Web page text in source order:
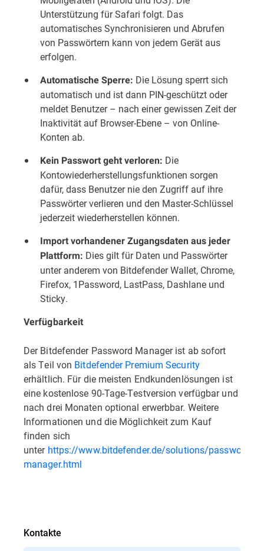
Unterstützung für Safari folgt. Das
automatisches Synchronisieren und Abrufen
von Passwörtern kann von jedem Gerät aus
erfolgen.
Automatische Sperre: Die Lösung sperrt sich
automatisch und ist dann PIN-geschützt oder
meldet Benutzer – nach einer gewissen Zeit der
Inaktivität auf Browser-Ebene – von Online-
Konten ab.
Kein Passwort geht verloren: Die
Kontowiederherstellungsfunktionen sorgen
dafür, dass Benutzer nie den Zugriff auf ihre
Passwörter verlieren und den Master-Schlüssel
jederzeit wiederherstellen können.
Import vorhandener Zugangsdaten aus jeder
Plattform: Dies gilt für Daten und Passwörter
unter anderem von Bitdefender Wallet, Chrome,
Firefox, 1Password, LastPass, Dashlane und
Sticky.
Verfügbarkeit
Der Bitdefender Password Manager ist ab sofort
als Teil von Bitdefender Premium Security
erhältlich. Für die meisten Endkundenlösungen ist
eine kostenlose 90-Tage-Testversion verfügbar und
nach drei Monaten optional erwerbbar. Weitere
Informationen und die Möglichkeit zum Kauf
finden sich
unter https://www.bitdefender.de/solutions/password-
manager.html
Kontakte